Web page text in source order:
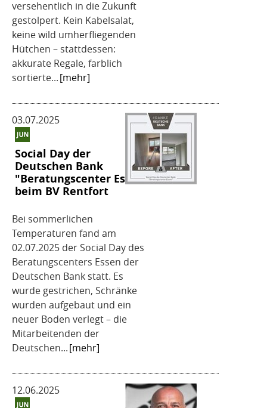
versehentlich in die Zukunft
gestolpert. Kein Kabelsalat,
keine wild umherfliegenden
Hütchen – stattdessen:
akkurate Regale, farblich
sortierte...[mehr]
03.07.2025
Social Day der
Deutschen Bank
"Beratungscenter Essen"
beim BV Rentfort
Bei sommerlichen
Temperaturen fand am
02.07.2025 der Social Day des
Beratungscenters Essen der
Deutschen Bank statt. Es
wurde gestrichen, Schränke
wurden aufgebaut und ein
neuer Boden verlegt – die
Mitarbeitenden der
Deutschen...[mehr]
12.06.2025